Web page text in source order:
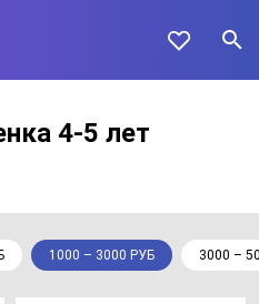
4-5 лет
1000 – 3000 РУБ 3000 –